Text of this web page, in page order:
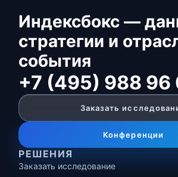
Индексбокс —
стратегии и
события
+7 (495) 988 96
Заказать
Конференции
РЕШЕНИЯ
Заказать исследование